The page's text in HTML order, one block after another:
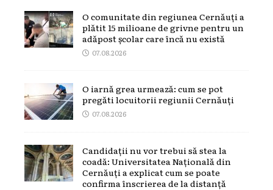
O comunitate din regiunea Cernăuți a
plătit 15 milioane de grivne pentru un
adăpost școlar care încă nu există
07.08.2026
O iarnă grea urmează: cum se pot
pregăti locuitorii regiunii Cernăuți
07.08.2026
Candidații nu vor trebui să stea la
coadă: Universitatea Națională din
Cernăuți a explicat cum se poate
confirma înscrierea de la distanță